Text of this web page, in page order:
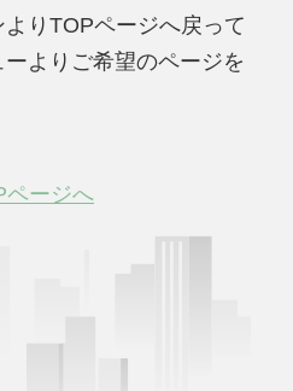
りTOPページへ戻って
よりご希望のページを
ージへ